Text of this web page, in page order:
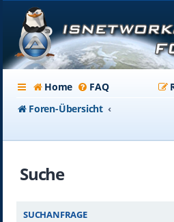
Home FAQ
Foren-Übersicht
Suche
SUCHANFRAGE